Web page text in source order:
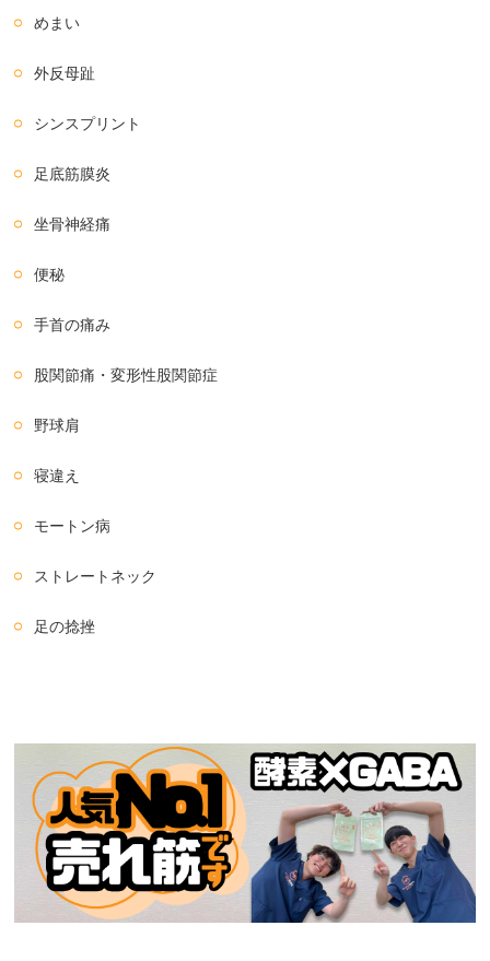
めまい
外反母趾
シンスプリント
足底筋膜炎
坐骨神経痛
便秘
手首の痛み
股関節痛・変形性股関節症
野球肩
寝違え
モートン病
ストレートネック
足の捻挫